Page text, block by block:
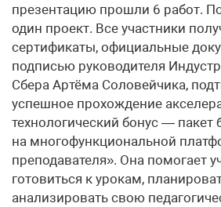
презентацию прошли 6 работ.
один проект. Все участники
сертификаты, официальные
подписью руководителя
Сбера Артёма Соловейчика,
успешное прохождение
технологический бонус — пакет
на многофункциональной
преподавателя». Она помогает
готовиться к урокам,
анализировать свою